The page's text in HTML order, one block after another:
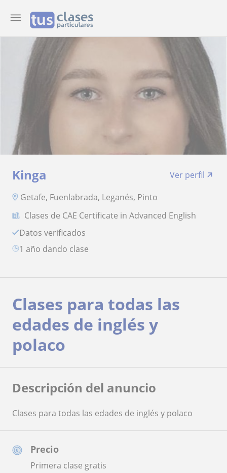
Kinga
Ver perfil
Getafe, Fuenlabrada, Leganés, Pinto
Clases de CAE Certificate in Advanced English
Datos verificados
1 año dando clase
Precio
Primera clase gratis
Clases para todas las
edades de inglés y
polaco
Descripción del anuncio
Clases para todas las edades de inglés y polaco